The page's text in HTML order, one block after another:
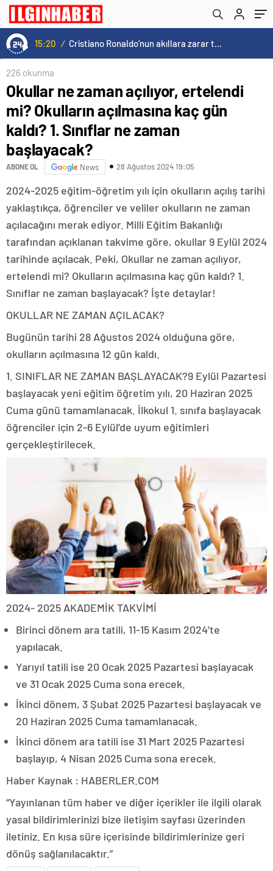
15:20 / Cristiano Ronaldo’nun akıllara zarar tüm kariyerinin istatistiğini çıkardık !
ne zaman başlayacak?
226 okunma
Okullar ne zaman açılıyor, ertelendi
mi? Okulların açılmasına kaç gün
kaldı? 1. Sınıflar ne zaman
başlayacak?
ABONE OL News 28 Ağustos 2024 19:05
2024-2025 eğitim-öğretim yılı için okulların açılış tarihi
yaklaştıkça, öğrenciler ve veliler okulların ne zaman
açılacağını merak ediyor. Milli Eğitim Bakanlığı
tarafından açıklanan takvime göre, okullar 9 Eylül 2024
tarihinde açılacak. Peki, Okullar ne zaman açılıyor,
ertelendi mi? Okulların açılmasına kaç gün kaldı? 1.
Sınıflar ne zaman başlayacak? İşte detaylar!
OKULLAR NE ZAMAN AÇILACAK?
Bugünün tarihi 28 Ağustos 2024 olduğuna göre,
okulların açılmasına 12 gün kaldı.
1. SINIFLAR NE ZAMAN BAŞLAYACAK?9 Eylül Pazartesi
başlayacak yeni eğitim öğretim yılı, 20 Haziran 2025
Cuma günü tamamlanacak. İlkokul 1. sınıfa başlayacak
öğrenciler için 2-6 Eylül’de uyum eğitimleri
gerçekleştirilecek.
2024- 2025 AKADEMİK TAKVİMİ
Birinci dönem ara tatili, 11-15 Kasım 2024’te
yapılacak.
Yarıyıl tatili ise 20 Ocak 2025 Pazartesi başlayacak
ve 31 Ocak 2025 Cuma sona erecek.
İkinci dönem, 3 Şubat 2025 Pazartesi başlayacak ve
20 Haziran 2025 Cuma tamamlanacak.
İkinci dönem ara tatili ise 31 Mart 2025 Pazartesi
başlayıp, 4 Nisan 2025 Cuma sona erecek.
Haber Kaynak : HABERLER.COM
“Yayınlanan tüm haber ve diğer içerikler ile ilgili olarak
yasal bildirimlerinizi bize iletişim sayfası üzerinden
iletiniz. En kısa süre içerisinde bildirimlerinize geri
dönüş sağlanılacaktır.”